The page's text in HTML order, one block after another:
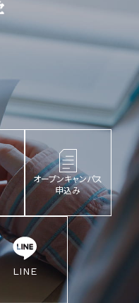
オープンキャンパス
申込み
LINE